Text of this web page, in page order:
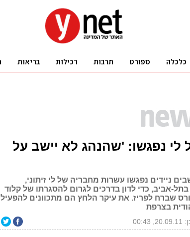
לי נפגשו: 'שהנהג לא יישב על
ניידים נפגשו עשרות מחבריה של לי זיתוני,
אביב, כדי לדון בדרכים לגרום להסגרתו של קלוד
שברח לפריז. את עיקר הלחץ הם מתכוונים להפעיל
בצרפת